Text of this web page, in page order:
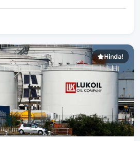
Hinda!